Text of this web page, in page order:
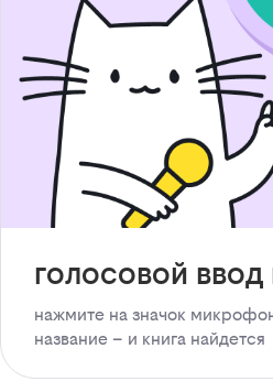
голосовой ввод
нажмите на значок
название – и книга найдется